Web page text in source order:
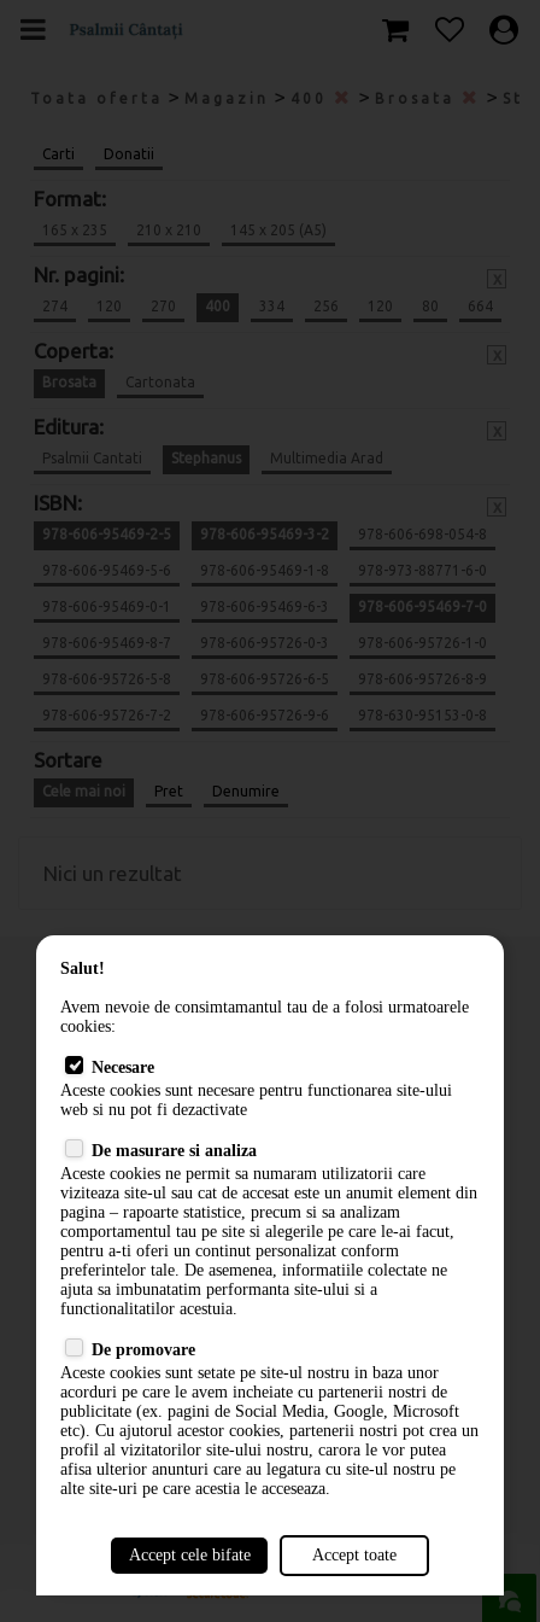
Toata oferta > Magazin > 400 > Brosata >
Carti Donatii
Format:
165 x 235 210 x 210 145 x 205 (A5)
Nr. pagini:
274 120 270 400 334 256 120 80 664
Coperta:
Brosata Cartonata
Editura:
Psalmii Cantati Stephanus Multimedia Arad
ISBN:
978-606-95469-2-5 978-606-95469-3-2 978-606-698-054-8
978-606-95469-5-6 978-606-95469-1-8 978-973-88771-6-0
978-606-95469-0-1 978-606-95469-6-3 978-606-95469-7-0
978-606-95469-8-7 978-606-95726-0-3 978-606-95726-1-0
978-606-95726-5-8 978-606-95726-6-5 978-606-95726-8-9
978-606-95726-7-2 978-606-95726-9-6 978-630-95153-0-8
Sortare
Cele mai noi Pret Denumire
Nici un rezultat
Cum comand
Livrare
Contact
Politica de confidentialitate
ANPC
ABONARE LA NEWSLETTER
ABONARE
Salut!
Avem nevoie de consimtamantul tau de a folosi urmatoarele
cookies:
Necesare
Aceste cookies sunt necesare pentru functionarea site-ului
web si nu pot fi dezactivate
De masurare si analiza
Aceste cookies ne permit sa numaram utilizatorii care
viziteaza site-ul sau cat de accesat este un anumit element din
pagina – rapoarte statistice, precum si sa analizam
comportamentul tau pe site si alegerile pe care le-ai facut,
pentru a-ti oferi un continut personalizat conform
preferintelor tale. De asemenea, informatiile colectate ne
ajuta sa imbunatatim performanta site-ului si a
functionalitatilor acestuia.
De promovare
Aceste cookies sunt setate pe site-ul nostru in baza unor
acorduri pe care le avem incheiate cu partenerii nostri de
publicitate (ex. pagini de Social Media, Google, Microsoft
etc). Cu ajutorul acestor cookies, partenerii nostri pot crea un
profil al vizitatorilor site-ului nostru, carora le vor putea
afisa ulterior anunturi care au legatura cu site-ul nostru pe
alte site-uri pe care acestia le acceseaza.
Accept cele bifate Accept toate